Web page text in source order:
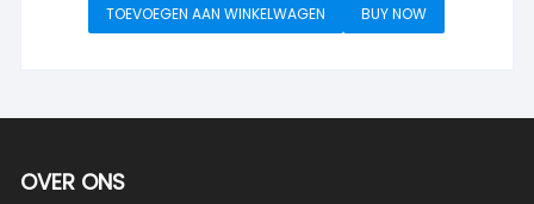
TOEVOEGEN AAN WINKELWAGEN BUY NOW
OVER ONS